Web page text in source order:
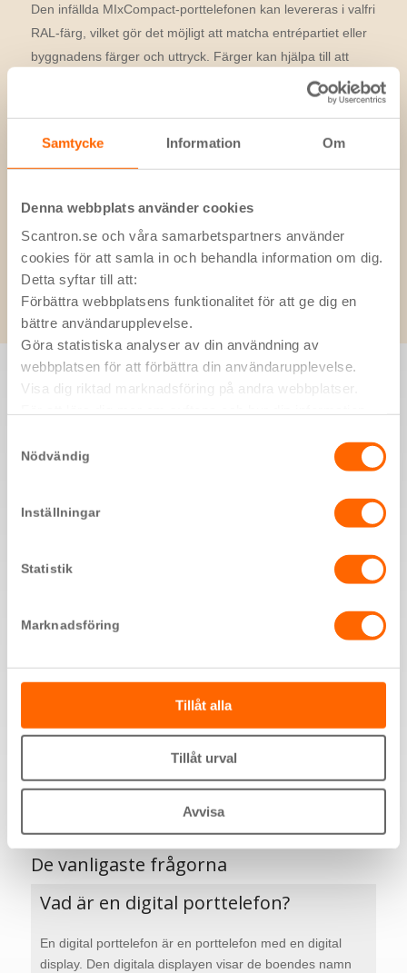
Samtycke Information Om
Denna webbplats använder cookies
Scantron.se och våra samarbetspartners använder
cookies för att samla in och behandla information om dig.
Detta syftar till att:
Förbättra webbplatsens funktionalitet för att ge dig en
bättre användarupplevelse.
Göra statistiska analyser av din användning av
webbplatsen för att förbättra din användarupplevelse.
Visa dig riktad marknadsföring på andra webbplatser.
Nödvändig
Inställningar
Statistik
Marknadsföring
Tillåt alla
Tillåt urval
Avvisa
Den infällda MIxCompact-porttelefonen kan levereras i valfri
RAL-färg, vilket gör det möjligt att matcha entrépartiet eller
byggnadens färger och uttryck. Färger kan hjälpa till att
framhäva byggnadens ingångar eller få porttelefonen att
smälta samman med andra element i byggnaden. Element
samtidigt göra den mer framträdande i stadsmiljön. Välj till
exempel en porttelefon i en RAL-färg som matchar
Få en anläggning som är klar för
Compact porttelefon med
integrerad passerkontroll och spara tid på att konfigurera
och installera anläggningen. Vi erbjuder intern
att du får anläggningen konfigurerad, testad och klar för
idrifttagning. Förprogrammerade anläggningar underlättar
undvikas.
De vanligaste frågorna
Vad är en digital porttelefon?
En digital porttelefon är en porttelefon med en digital
display. Den digitala displayen visar de boendes namn